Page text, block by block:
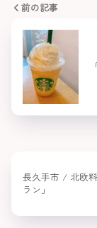
前の記事
長久手市 / 北欧
ラン」